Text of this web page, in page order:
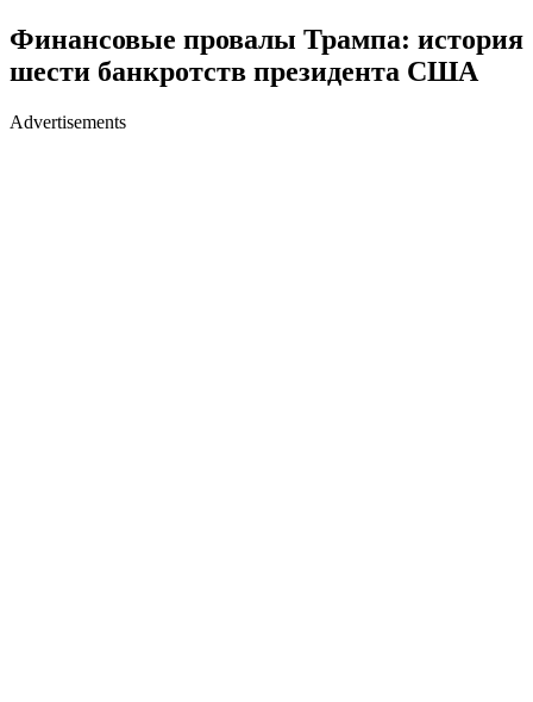
Финансовые провалы Трампа: история
шести банкротств президента США
Advertisements